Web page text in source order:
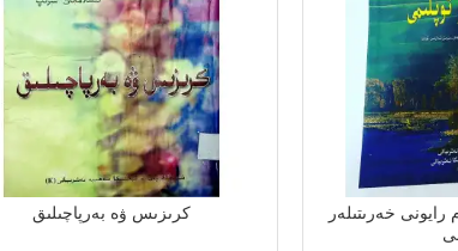
كرىزىس ۋە بەرپاچىلىق
رايونى خەرىتىلەر